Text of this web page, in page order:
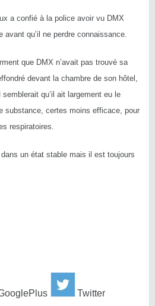
a confié à la police avoir vu DMX
avant qu’il ne perdre connaissance.
que DMX n’avait pas trouvé sa
devant la chambre de son hôtel,
qu’il ait largement eu le
substance, certes moins efficace, pour
respiratoires.
un état stable mais il est toujours
Twitter